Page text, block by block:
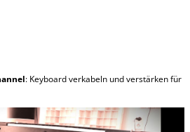
: Keyboard verkabeln und verstärken für